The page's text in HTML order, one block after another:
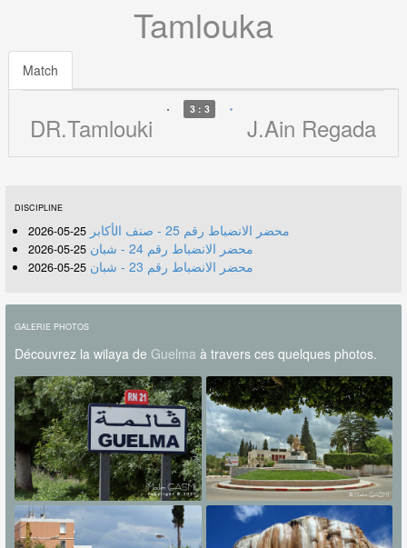
Tamlouka
Match
DR.Tamlouki
3 : 3
J.Ain Regada
DISCIPLINE
محضر الانضباط رقم 25 - صنف الأكابر 25-05-2026
محضر الانضباط رقم 24 - شبان 25-05-2026
محضر الانضباط رقم 23 - شبان 25-05-2026
GALERIE PHOTOS
Découvrez la wilaya de Guelma à travers ces quelques photos.